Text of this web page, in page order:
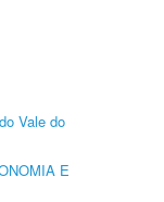
Vale do
E